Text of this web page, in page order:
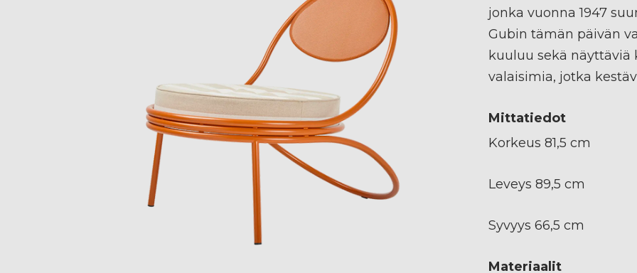
jonka vuonna 1947
Gubin tämän päivän
kuuluu sekä näyttäviä
valaisimia, jotka
Mittatiedot
Korkeus 81,5 cm
Leveys 89,5 cm
Syvyys 66,5 cm
Materiaalit